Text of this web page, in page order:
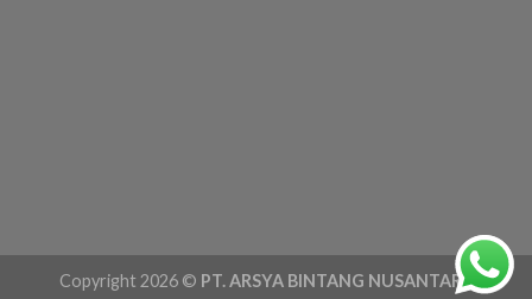
Copyright 2026 © PT. ARSYA BINTANG NUSANTARA